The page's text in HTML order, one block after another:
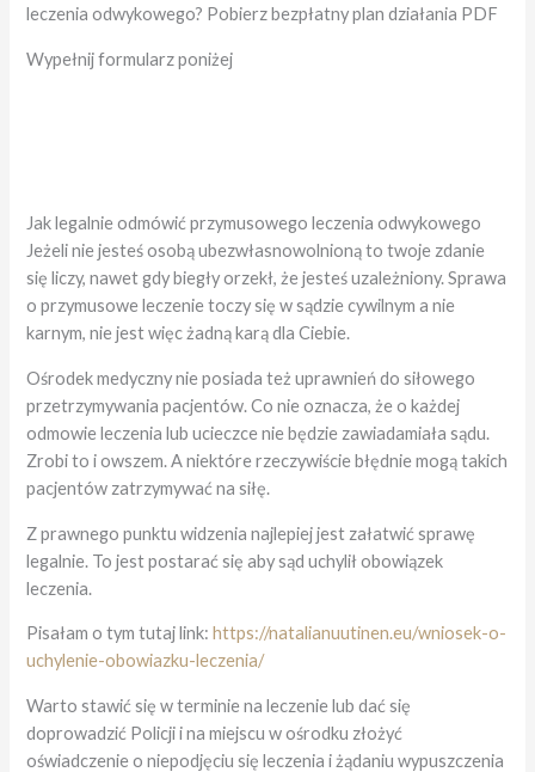
leczenia odwykowego? Pobierz bezpłatny plan działania PDF
Wypełnij formularz poniżej
Jak legalnie odmówić przymusowego leczenia odwykowego
Jeżeli nie jesteś osobą ubezwłasnowolnioną to twoje zdanie
się liczy, nawet gdy biegły orzekł, że jesteś uzależniony. Sprawa
o przymusowe leczenie toczy się w sądzie cywilnym a nie
karnym, nie jest więc żadną karą dla Ciebie.
Ośrodek medyczny nie posiada też uprawnień do siłowego
przetrzymywania pacjentów. Co nie oznacza, że o każdej
odmowie leczenia lub ucieczce nie będzie zawiadamiała sądu.
Zrobi to i owszem. A niektóre rzeczywiście błędnie mogą takich
pacjentów zatrzymywać na siłę.
Z prawnego punktu widzenia najlepiej jest załatwić sprawę
legalnie. To jest postarać się aby sąd uchylił obowiązek
leczenia.
Pisałam o tym tutaj link:https://natalianuutinen.eu/wniosek-o-
uchylenie-obowiazku-leczenia/
Warto stawić się w terminie na leczenie lub dać się
doprowadzić Policji i na miejscu w ośrodku złożyć
oświadczenie o niepodjęciu się leczenia i żądaniu wypuszczenia